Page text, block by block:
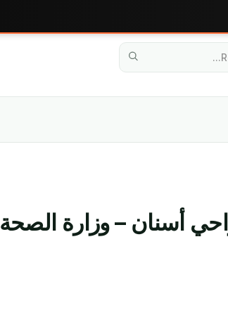
أسنان – وزارة الصحة